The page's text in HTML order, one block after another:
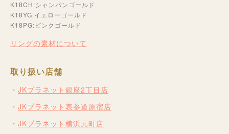
K18CH:シャンパンゴールド
K18YG:イエローゴールド
K18PG:ピンクゴールド
リングの素材について
取り扱い店舗
JKプラネット銀座2丁目店
JKプラネット表参道原宿店
JKプラネット横浜元町店